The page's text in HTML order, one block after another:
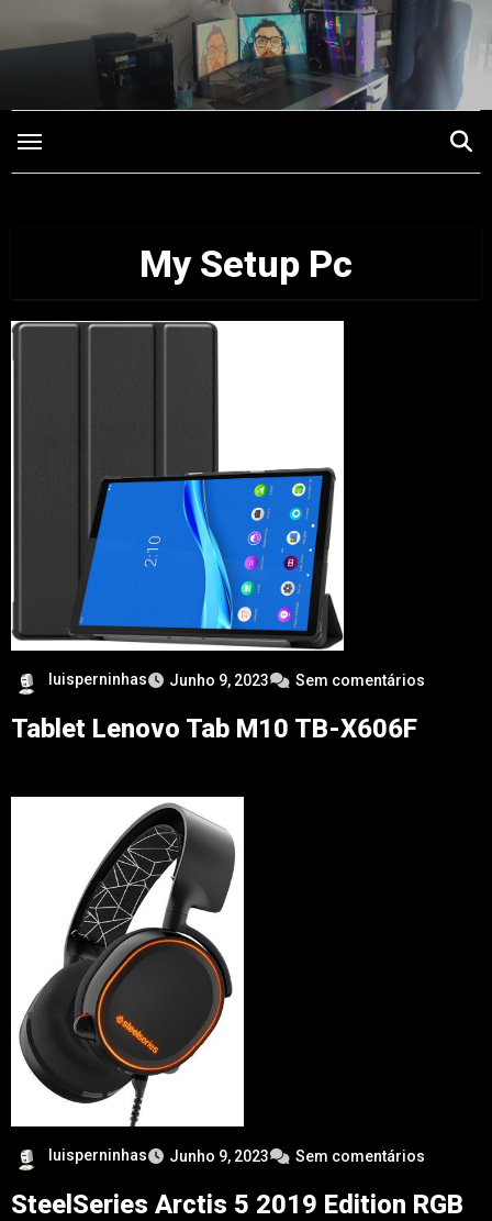
para
conteúdo
My Setup Pc
luisperninhas Junho 9, 2023 Sem comentários
Tablet Lenovo Tab M10 TB-X606F
luisperninhas Junho 9, 2023 Sem comentários
SteelSeries Arctis 5 2019 Edition RGB